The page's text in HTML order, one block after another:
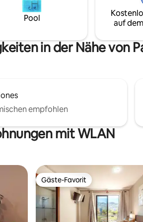
ist
Teilen. Veranstaltungen mit vorheriger
Genehmigung erlaubt.
Veranstaltungen im Nebulae/
Pool
auf
in der Nähe von
empfohlen
mit WLAN
Gäste-Favorit
Gäste-Favorit